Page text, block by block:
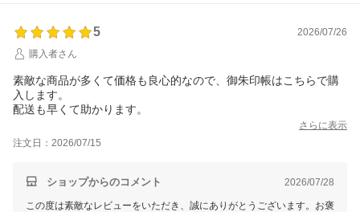
5
2026/07/26
購入者さん
素敵な商品が多くて価格も良心的なので、御朱印帳はこちらで購
入します。
配送も早くて助かります。
さらに表示
注文日：2026/07/15
ショップからのコメント 2026/07/28
この度は素敵なレビューをいただき、誠にありがとうございます。お褒